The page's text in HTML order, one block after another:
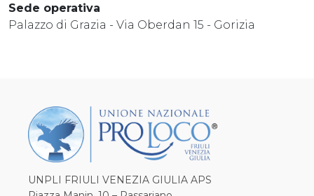
Sede operativa
Palazzo di Grazia - Via Oberdan 15 - Gorizia
UNPLI FRIULI VENEZIA GIULIA APS